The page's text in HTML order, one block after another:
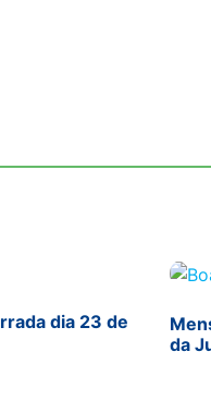
dia 23 de
da